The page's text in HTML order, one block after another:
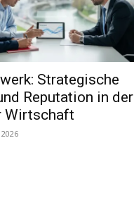
Strategische
Reputation in der
Wirtschaft